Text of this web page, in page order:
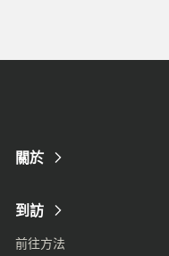
關於
到訪
前往方法